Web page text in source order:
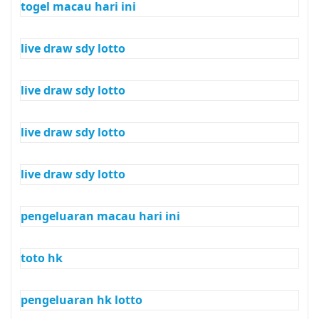
togel macau hari ini
live draw sdy lotto
live draw sdy lotto
live draw sdy lotto
live draw sdy lotto
pengeluaran macau hari ini
toto hk
pengeluaran hk lotto